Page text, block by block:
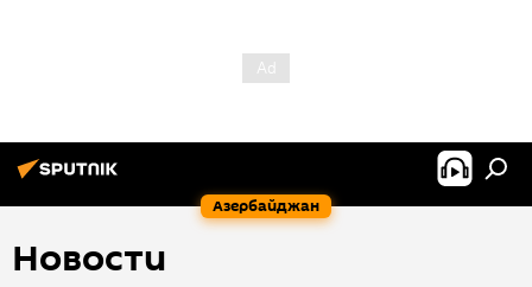
Азербайджан
Новости